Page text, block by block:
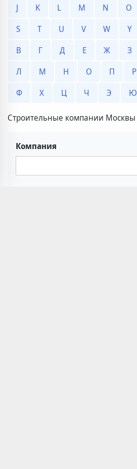
J
K L M N O
S
T U V W Y
В
Г Д Е Ж З
Л
М Н О П Р
Ф
Х Ц Ч Э Ю
Строительные компании Москвы
Компания